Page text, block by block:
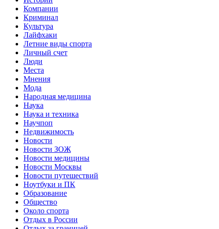
Компании
Криминал
Культура
Лайфхаки
Летние виды спорта
Личный счет
Люди
Места
Мнения
Мода
Народная медицина
Наука
Наука и техника
Научпоп
Недвижимость
Новости
Новости ЗОЖ
Новости медицины
Новости Москвы
Новости путешествий
Ноутбуки и ПК
Образование
Общество
Около спорта
Отдых в России